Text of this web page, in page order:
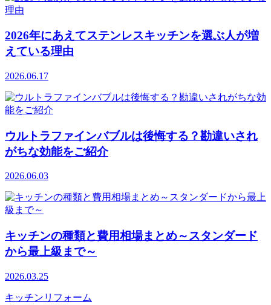
2026年にあえてステンレスキッチンを選ぶ人が増
えている理由
2026.06.17
ウルトラファインバブルは後悔する？勘違いされ
がちな効能をご紹介
2026.06.03
キッチンの種類と費用相場まとめ～スタンダード
から最上級まで～
2026.03.25
キッチンリフォーム